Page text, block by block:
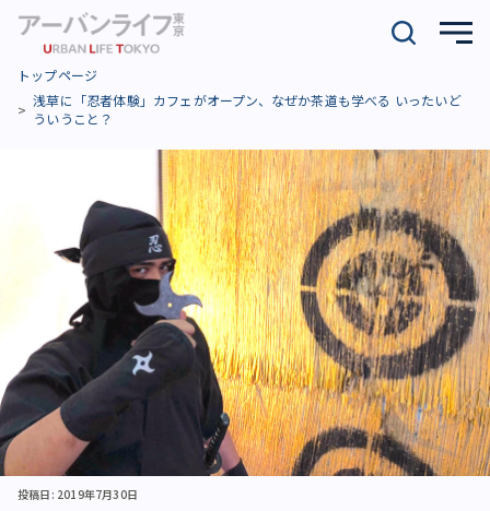
トップページ
浅草に「忍者体験」カフェがオープン、なぜか茶道も学べる いったいど
ういうこと？
投稿日: 2019年7月30日